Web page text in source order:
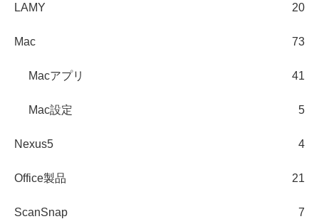
LAMY 20
Mac 73
Macアプリ 41
Mac設定 5
Nexus5 4
Office製品 21
ScanSnap 7